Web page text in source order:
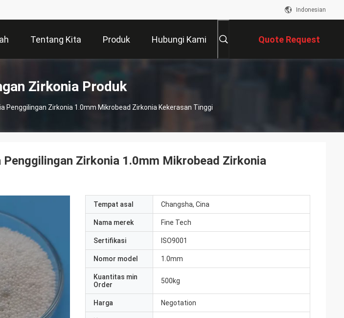
Indonesian
Tentang Kita Produk Hubungi Kami Quote Request
Zirkonia Produk
Penggilingan Zirkonia 1.0mm Mikrobead Zirkonia Kekerasan Tinggi
Penggilingan Zirkonia 1.0mm Mikrobead Zirkonia
Tempat asal Changsha, Cina
Nama merek Fine Tech
Sertifikasi ISO9001
Nomor model 1.0mm
Kuantitas min
Order
500kg
Harga Negotation